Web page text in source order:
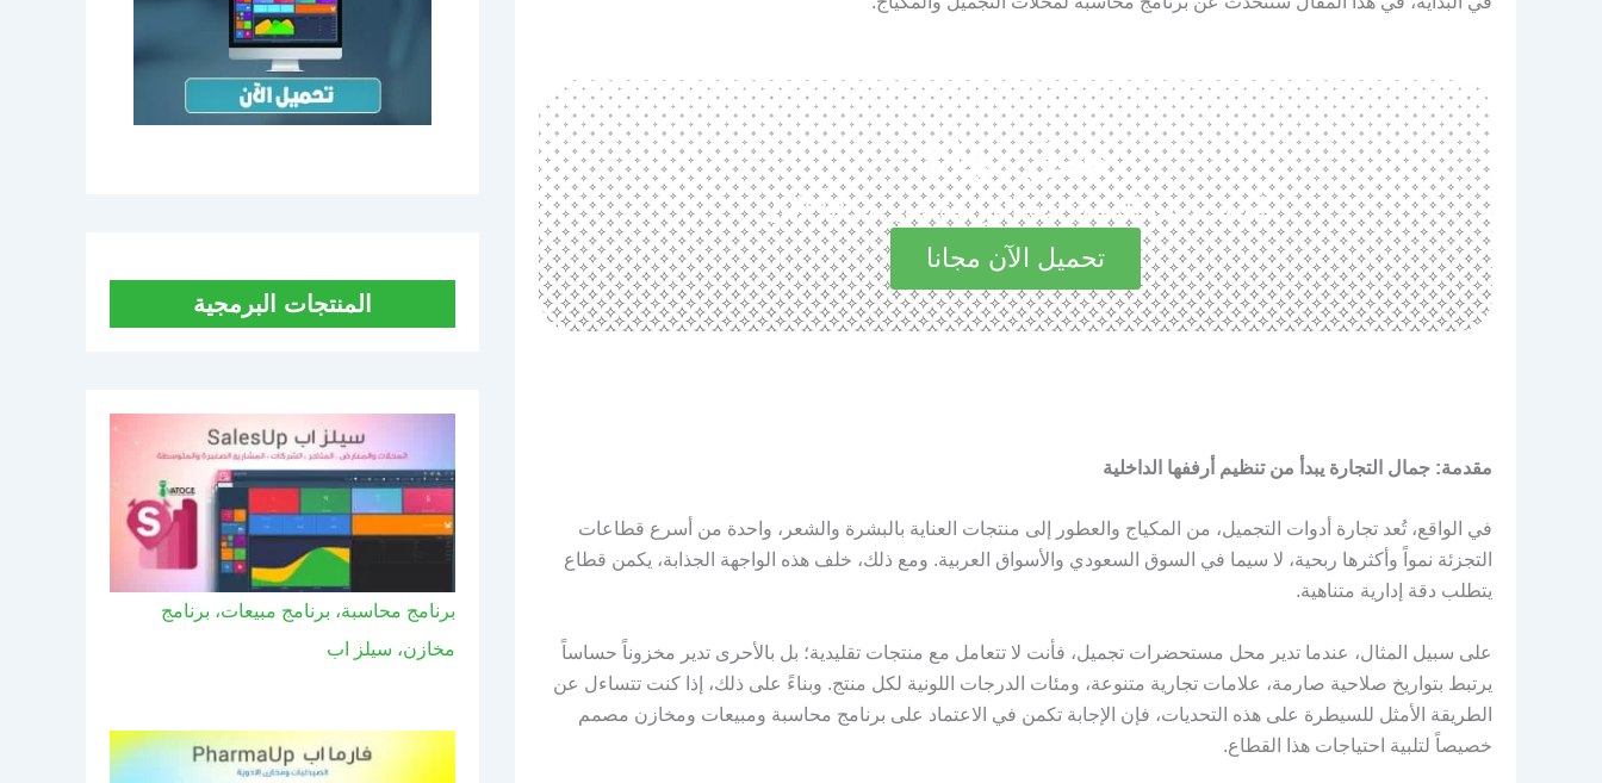
حمل مجانا
استكشف المميزات الرائعة في مجاناً الآن
تحميل الآن مجانا
مقدمة: جمال التجارة يبدأ من تنظيم أرففها الداخلية
في الواقع، تُعد تجارة أدوات التجميل، من المكياج والعطور إلى منتجات العناية بالبشرة والشعر، واحدة من أسرع قطاعات
التجزئة نمواً وأكثرها ربحية، لا سيما في السوق السعودي والأسواق العربية. ومع ذلك، خلف هذه الواجهة الجذابة، يكمن قطاع
يتطلب دقة إدارية متناهية.
على سبيل المثال، عندما تدير محل مستحضرات تجميل، فأنت لا تتعامل مع منتجات تقليدية؛ بل بالأحرى تدير مخزوناً حساساً
يرتبط بتواريخ صلاحية صارمة، علامات تجارية متنوعة، ومئات الدرجات اللونية لكل منتج. وبناءً على ذلك، إذا كنت تتساءل عن
الطريقة الأمثل للسيطرة على هذه التحديات، فإن الإجابة تكمن في الاعتماد على برنامج محاسبة ومبيعات ومخازن مصمم
خصيصاً لتلبية احتياجات هذا القطاع.
المنتجات البرمجية
برنامج محاسبة، برنامج مبيعات، برنامج
مخازن، سيلز اب